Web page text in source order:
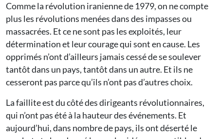
Comme la révolution iranienne de 1979, on ne compte
plus les révolutions menées dans des impasses ou
massacrées. Et ce ne sont pas les exploités, leur
détermination et leur courage qui sont en cause. Les
opprimés n’ont d’ailleurs jamais cessé de se soulever
tantôt dans un pays, tantôt dans un autre. Et ils ne
cesseront pas parce qu’ils n’ont pas d’autres choix.
La faillite est du côté des dirigeants révolutionnaires,
qui n’ont pas été à la hauteur des événements. Et
aujourd’hui, dans nombre de pays, ils ont déserté le